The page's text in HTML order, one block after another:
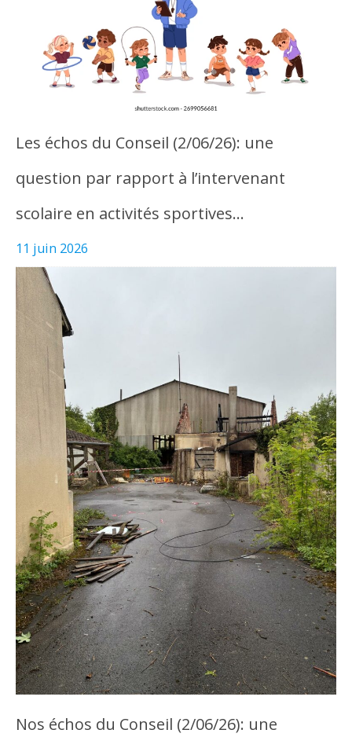
Les échos du Conseil (2/06/26): une
question par rapport à l’intervenant
scolaire en activités sportives…
11 juin 2026
Nos échos du Conseil (2/06/26): une